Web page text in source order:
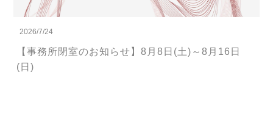
2026/7/24
【事務所閉室のお知らせ】8月8日(土)～8月16日
(日)